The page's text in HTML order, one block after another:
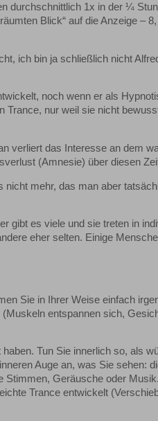
durchschnittlich 1x in der ¼
Blick“ auf die Anzeige –
ich bin ja schließlich nicht
noch wenn er als
Trance, nur weil sie nicht
verliert das Interesse an dem
(Amnesie) über diesen
nicht mehr, das man aber
gibt es viele und sie treten in
eher selten. Einige
Sie in Ihrer Weise einfach
entspannen sich,
Tun Sie innerlich so, als
Auge an, was Sie sehen:
Stimmen, Geräusche oder Musik.
Trance entwickelt